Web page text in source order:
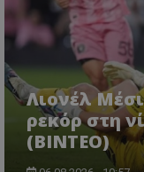
Λιονέλ
ρεκόρ στη
(ΒΙΝΤΕΟ)